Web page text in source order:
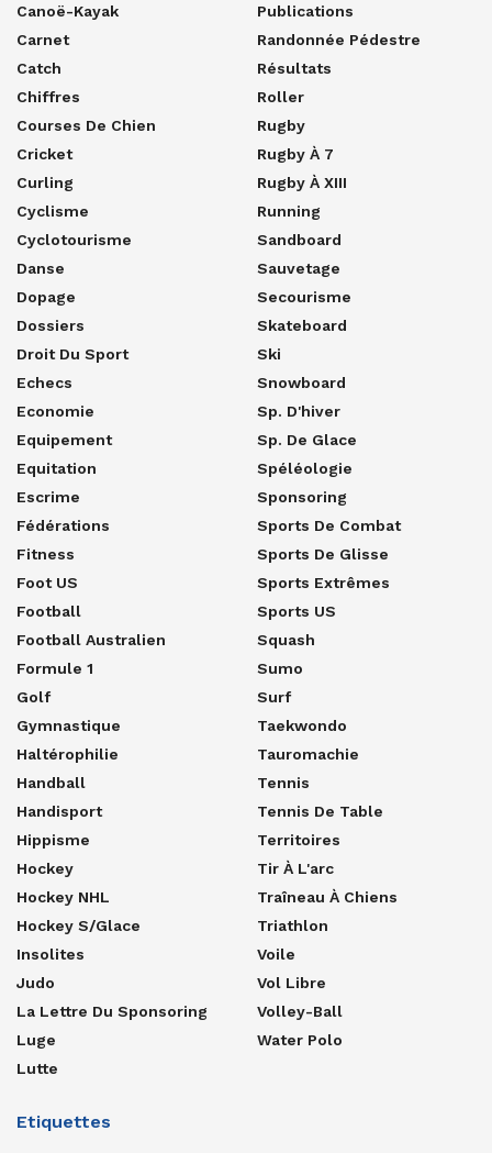
Canoë-Kayak
Carnet
Catch
Chiffres
Courses De Chien
Cricket
Curling
Cyclisme
Cyclotourisme
Danse
Dopage
Dossiers
Droit Du Sport
Echecs
Economie
Equipement
Equitation
Escrime
Fédérations
Fitness
Foot US
Football
Football Australien
Formule 1
Golf
Gymnastique
Haltérophilie
Handball
Handisport
Hippisme
Hockey
Hockey NHL
Hockey S/glace
Insolites
Judo
La Lettre Du Sponsoring
Luge
Lutte
Publications
Randonnée Pédestre
Résultats
Roller
Rugby
Rugby À 7
Rugby À XIII
Running
Sandboard
Sauvetage
Secourisme
Skateboard
Ski
Snowboard
Sp. D'hiver
Sp. De Glace
Spéléologie
Sponsoring
Sports De Combat
Sports De Glisse
Sports Extrêmes
Sports US
Squash
Sumo
Surf
Taekwondo
Tauromachie
Tennis
Tennis De Table
Territoires
Tir À L'arc
Traîneau À Chiens
Triathlon
Voile
Vol Libre
Volley-Ball
Water Polo
Etiquettes